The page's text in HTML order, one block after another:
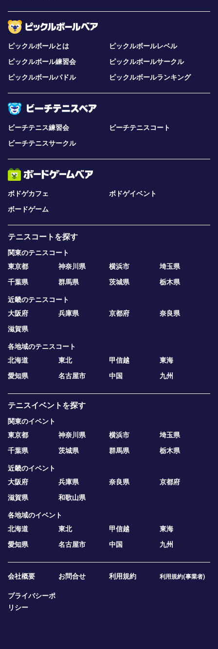
ピックルボールとは
ピックルボールレベル
ピックルボール練習会
ピックルボールサークル
ピックルボールパドル
ピックルボールランキング
ビーチテニス練習会
ビーチテニスコート
ビーチテニスサークル
ボドゲカフェ
ボドゲイベント
ボードゲーム
テニスコートを探す
関東のテニスコート
東京都
神奈川県 横浜市
埼玉県
千葉県
群馬県 茨城県 栃木県
近畿のテニスコート
大阪府
兵庫県 京都府
奈良県
滋賀県
各地域のテニスコート
北海道
東北 甲信越
東海
愛知県
名古屋市 中国 九州
テニスイベントを探す
関東のイベント
東京都
神奈川県 横浜市
埼玉県
千葉県
茨城県 群馬県 栃木県
近畿のイベント
大阪府
兵庫県 奈良県
京都府
滋賀県
和歌山県
各地域のイベント
北海道
東北 甲信越
東海
愛知県
名古屋市 中国 九州
会社概要 お問合せ 利用規約 利用規約(事業者)
プライバシーポ
リシー